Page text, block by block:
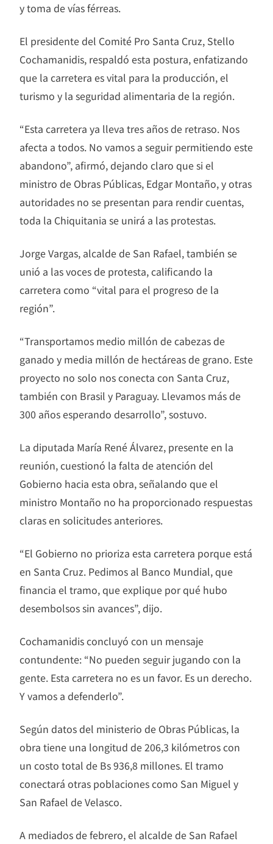
y toma de vías férreas.
El presidente del Comité Pro Santa Cruz, Stello
Cochamanidis, respaldó esta postura, enfatizando
que la carretera es vital para la producción, el
turismo y la seguridad alimentaria de la región.
“Esta carretera ya lleva tres años de retraso. Nos
afecta a todos. No vamos a seguir permitiendo este
abandono”, afirmó, dejando claro que si el
ministro de Obras Públicas, Edgar Montaño, y otras
autoridades no se presentan para rendir cuentas,
toda la Chiquitania se unirá a las protestas.
Jorge Vargas, alcalde de San Rafael, también se
unió a las voces de protesta, calificando la
carretera como “vital para el progreso de la
región”.
“Transportamos medio millón de cabezas de
ganado y media millón de hectáreas de grano. Este
proyecto no solo nos conecta con Santa Cruz,
también con Brasil y Paraguay. Llevamos más de
300 años esperando desarrollo”, sostuvo.
La diputada María René Álvarez, presente en la
reunión, cuestionó la falta de atención del
Gobierno hacia esta obra, señalando que el
ministro Montaño no ha proporcionado respuestas
claras en solicitudes anteriores.
“El Gobierno no prioriza esta carretera porque está
en Santa Cruz. Pedimos al Banco Mundial, que
financia el tramo, que explique por qué hubo
desembolsos sin avances”, dijo.
Cochamanidis concluyó con un mensaje
contundente: “No pueden seguir jugando con la
gente. Esta carretera no es un favor. Es un derecho.
Y vamos a defenderlo”.
Según datos del ministerio de Obras Públicas, la
obra tiene una longitud de 206,3 kilómetros con
un costo total de Bs 936,8 millones. El tramo
conectará otras poblaciones como San Miguel y
San Rafael de Velasco.
A mediados de febrero, el alcalde de San Rafael